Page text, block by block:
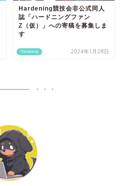
Hardening
Hardening競技会非公式同人
誌「ハードニングファン
Z（仮）」への寄稿を募集しま
す
2024年1月28日